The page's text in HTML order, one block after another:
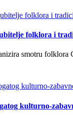
folklora i
smotru folklora
kulturno-